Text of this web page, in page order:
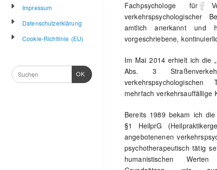
Fachpsychologe für
verkehrspsychologischer
amtlich anerkannt und
vorgeschriebene,
Im Mai 2014 erhielt ich die
Abs. 3
mehrfach verkehrsauffällige
Bereits 1989 bekam ich
§1 HeilprG
angebotenenen
psychotherapeutisch tätig
humanistischen
Impressum
Datenschutzerklärung
Cookie-Richtlinie (EU)
OK